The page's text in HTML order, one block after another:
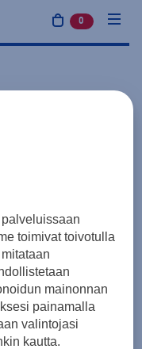
0 tuotetta
toimivat toivotulla
mainonnan
painamalla
valintojasi
kautta.